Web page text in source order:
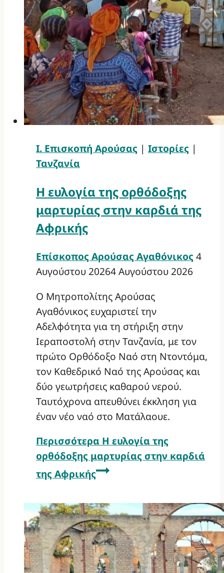
Ι. Επισκοπή Αρούσας | Ιστορίες |
Τανζανία
Η ευλογία της ορθόδοξης
μαρτυρίας στην καρδιά της
Αφρικής
Επίσκοπος Αρούσας Αγαθόνικος4
Αυγούστου 20264 Αυγούστου 2026
Ο Μητροπολίτης Αρούσας
Αγαθόνικος ευχαριστεί την
Αδελφότητα για τη στήριξη στην
Ιεραποστολή στην Τανζανία, με τον
πρώτο Ορθόδοξο Ναό στη Ντοντόμα,
τον Καθεδρικό Ναό της Αρούσας και
δύο γεωτρήσεις καθαρού νερού.
Ταυτόχρονα απευθύνει έκκληση για
έναν νέο ναό στο Ματάλαουε.
Περισσότερα Η ευλογία της
ορθόδοξης μαρτυρίας στην καρδιά
της Αφρικής